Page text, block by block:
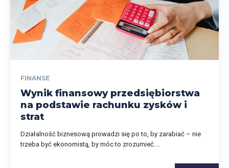
FINANSE
Wynik finansowy przedsiębiorstwa
na podstawie rachunku zysków i
strat
Działalność biznesową prowadzi się po to, by zarabiać – nie
trzeba być ekonomistą, by móc to zrozumieć....